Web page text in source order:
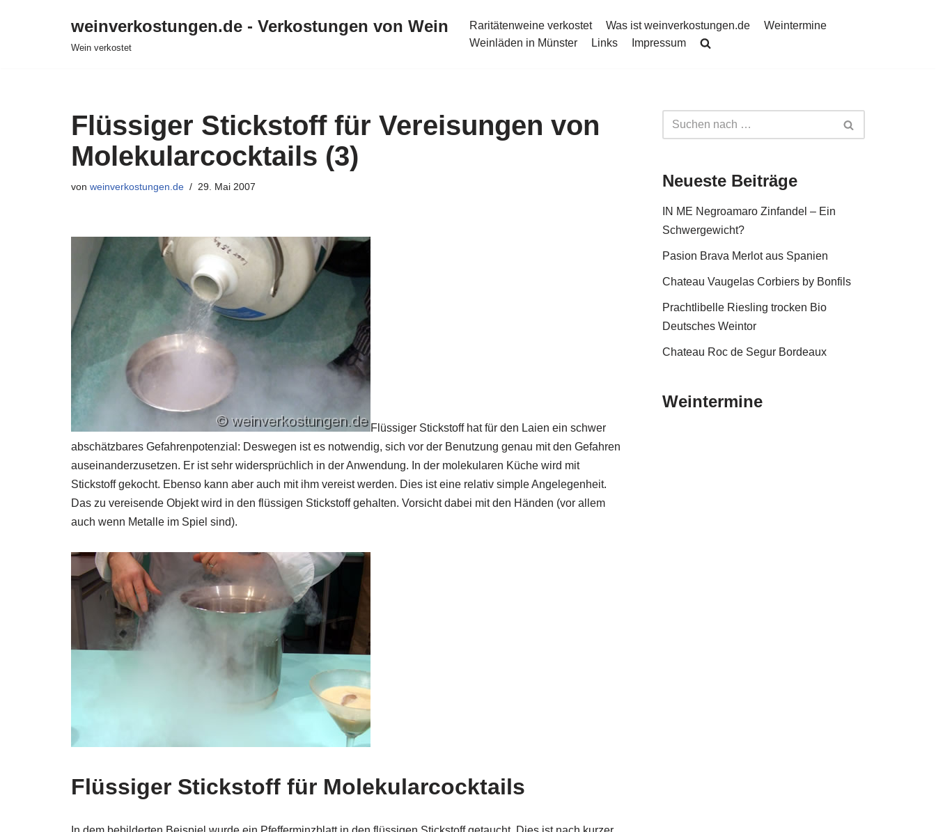
weinverkostungen.de - Verkostungen von Wein
Wein verkostet
Raritätenweine verkostet Was ist weinverkostungen.de
Weintermine
Weinläden in Münster
Links Impressum
Flüssiger Stickstoff für Vereisungen von
Molekularcocktails (3)
von weinverkostungen.de 29. Mai 2007
Flüssiger Stickstoff hat für den Laien ein schwer
abschätzbares Gefahrenpotenzial: Deswegen ist es notwendig, sich vor der Benutzung genau mit den Gefahren
auseinanderzusetzen. Er ist sehr widersprüchlich in der Anwendung. In der molekularen Küche wird mit
Stickstoff gekocht. Ebenso kann aber auch mit ihm vereist werden. Dies ist eine relativ simple Angelegenheit.
Das zu vereisende Objekt wird in den flüssigen Stickstoff gehalten. Vorsicht dabei mit den Händen (vor allem
auch wenn Metalle im Spiel sind).
Flüssiger Stickstoff für Molekularcocktails
Neueste Beiträge
IN ME Negroamaro Zinfandel – Ein
Schwergewicht?
Pasion Brava Merlot aus Spanien
Chateau Vaugelas Corbiers by Bonfils
Prachtlibelle Riesling trocken Bio
Deutsches Weintor
Chateau Roc de Segur Bordeaux
Weintermine